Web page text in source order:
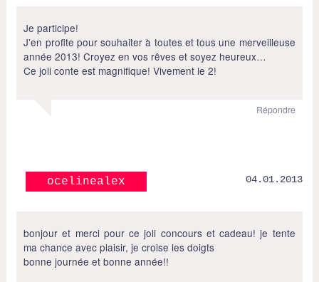
Je participe!
J’en profite pour souhaiter à toutes et tous une merveilleuse
année 2013! Croyez en vos rêves et soyez heureux…
Ce joli conte est magnifique! Vivement le 2!
Répondre
ocelinealex 04.01.2013
bonjour et merci pour ce joli concours et cadeau! je tente
ma chance avec plaisir, je croise les doigts
bonne journée et bonne année!!